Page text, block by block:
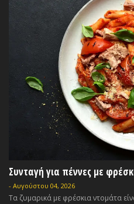
Συνταγή για πέννες με
- Αυγούστου 04, 2026
Τα ζυμαρικά με φρέσκια ντομάτα